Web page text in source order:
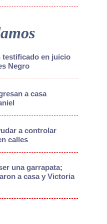
testificado en juicio
Negro
a casa
a controlar
calles
una garrapata;
a casa y Victoria